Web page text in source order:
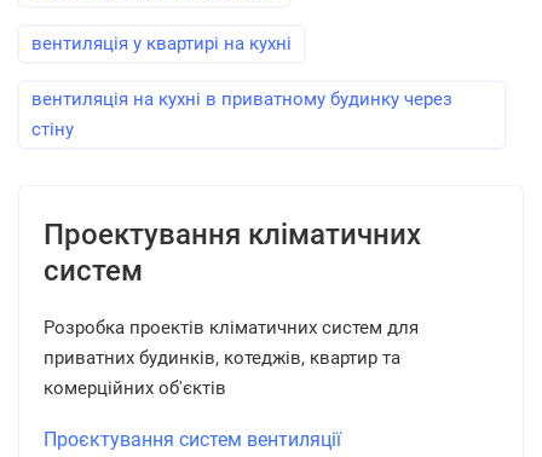
вентиляція у квартирі на кухні
вентиляція на кухні в приватному будинку через
стіну
Проектування кліматичних
систем
Розробка проектів кліматичних систем для
приватних будинків, котеджів, квартир та
комерційних об'єктів
Проєктування систем вентиляції